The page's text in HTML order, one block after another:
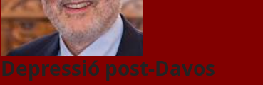
Depressió post-Davos